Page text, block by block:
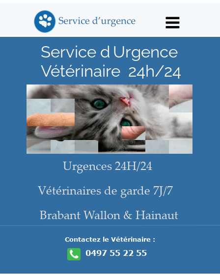
Urgences 24H/24
Vétérinaires de garde 7J/7
Brabant Wallon & Hainaut
Service d’Urgence
Vétérinaire  24h/24
0497 55 22 55
Contactez le Vétérinaire :

Vétérinaire de garde Nivelles
cabinet vétérinaire en urgence
Vétérinaire de garde Nivelles Vétérinaire de garde Nivelles
Vétérinaire de garde Nivelles